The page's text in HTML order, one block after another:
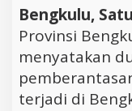
Bengkulu,
Provinsi
menyatakan
terjadi di